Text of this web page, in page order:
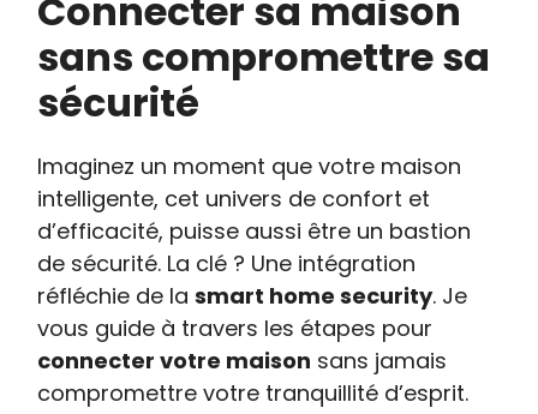
Connecter sa maison
sans compromettre sa
sécurité
Imaginez un moment que votre maison
intelligente, cet univers de confort et
d’efficacité, puisse aussi être un bastion
de sécurité. La clé ? Une intégration
réfléchie de lasmart home security. Je
vous guide à travers les étapes pour
connecter votre maison sans jamais
compromettre votre tranquillité d’esprit.